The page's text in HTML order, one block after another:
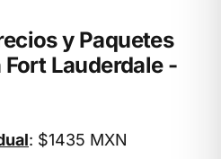
y Paquetes
Lauderdale -
: $1435 MXN